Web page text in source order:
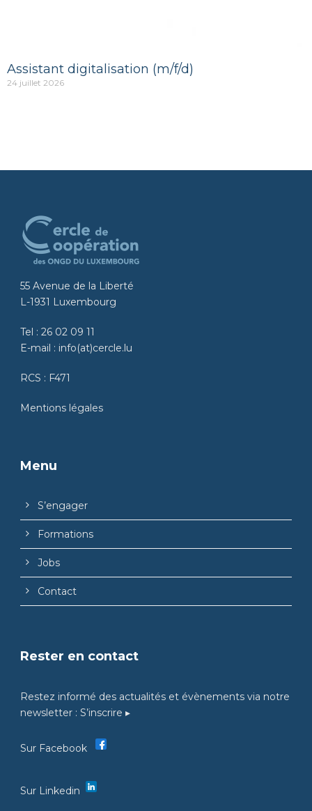
Assistant digitalisation (m/f/d)
24 juillet 2026
55 Avenue de la Liberté
L-1931 Luxembourg
Tel : 26 02 09 11
E-mail : info(at)cercle.lu
RCS : F471
Mentions légales
Menu
S’engager
Formations
Jobs
Contact
Rester en contact
Restez informé des actualités et évènements via notre
newsletter : S’inscrire ▸
Sur Facebook
Sur Linkedin